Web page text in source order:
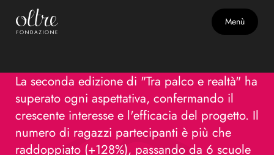
Menù
Tra palco e realtà, II edizione
La seconda edizione di "Tra palco e realtà" ha
superato ogni aspettativa, confermando il
crescente interesse e l'efficacia del progetto. Il
numero di ragazzi partecipanti è più che
raddoppiato (+128%), passando da 6 scuole